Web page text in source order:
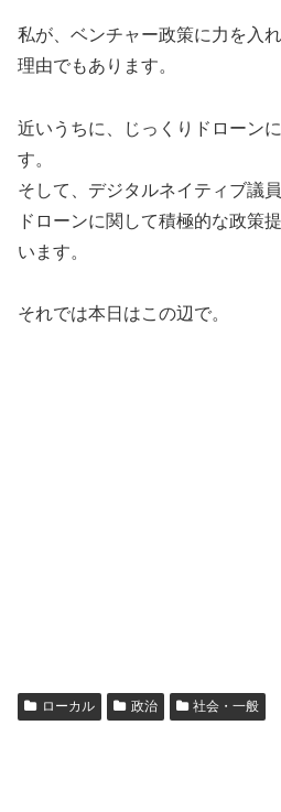
私が、ベンチャー政策に力を入
理由でもあります。
近いうちに、じっくりドローン
す。
そして、デジタルネイティブ議
ドローンに関して積極的な政策
います。
それでは本日はこの辺で。
ローカル 政治 社会・一般